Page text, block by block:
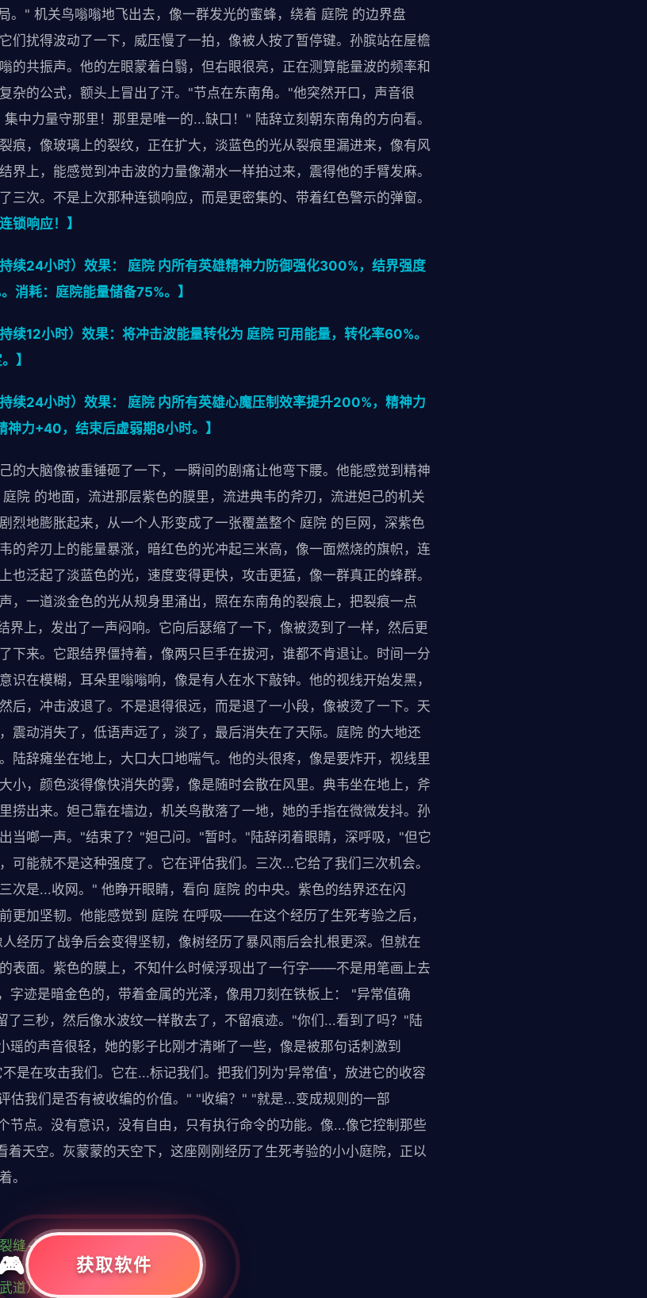
。" 机关鸟嗡嗡地飞出去，像一群发光的蜜蜂，绕着 庭院 的边界盘
们扰得波动了一下，威压慢了一拍，像被人按了暂停键。孙膑站在屋檐
的共振声。他的左眼蒙着白翳，但右眼很亮，正在测算能量波的频率和
杂的公式，额头上冒出了汗。"节点在东南角。"他突然开口，声音很
中力量守那里！那里是唯一的...缺口！" 陆辞立刻朝东南角的方向看。
痕，像玻璃上的裂纹，正在扩大，淡蓝色的光从裂痕里漏进来，像有风
界上，能感觉到冲击波的力量像潮水一样拍过来，震得他的手臂发麻。
三次。不是上次那种连锁响应，而是更密集的、带着红色警示的弹窗。
锁响应！】
续24小时）效果： 庭院 内所有英雄精神力防御强化300%，结界强度
消耗：庭院能量储备75%。】
续12小时）效果：将冲击波能量转化为 庭院 可用能量，转化率60%。
】
续24小时）效果： 庭院 内所有英雄心魔压制效率提升200%，精神力
力+40，结束后虚弱期8小时。】
的大脑像被重锤砸了一下，一瞬间的剧痛让他弯下腰。他能感觉到精神
院 的地面，流进那层紫色的膜里，流进典韦的斧刃，流进妲己的机关
烈地膨胀起来，从一个人形变成了一张覆盖整个 庭院 的巨网，深紫色
的斧刃上的能量暴涨，暗红色的光冲起三米高，像一面燃烧的旗帜，连
也泛起了淡蓝色的光，速度变得更快，攻击更猛，像一群真正的蜂群。
，一道淡金色的光从规身里涌出，照在东南角的裂痕上，把裂痕一点
界上，发出了一声闷响。它向后瑟缩了一下，像被烫到了一样，然后更
下来。它跟结界僵持着，像两只巨手在拔河，谁都不肯退让。时间一分
识在模糊，耳朵里嗡嗡响，像是有人在水下敲钟。他的视线开始发黑，
后，冲击波退了。不是退得很远，而是退了一小段，像被烫了一下。天
震动消失了，低语声远了，淡了，最后消失在了天际。庭院 的大地还
陆辞瘫坐在地上，大口大口地喘气。他的头很疼，像是要炸开，视线里
小，颜色淡得像快消失的雾，像是随时会散在风里。典韦坐在地上，斧
捞出来。妲己靠在墙边，机关鸟散落了一地，她的手指在微微发抖。孙
当啷一声。"结束了？"妲己问。"暂时。"陆辞闭着眼睛，深呼吸，"但它
可能就不是这种强度了。它在评估我们。三次...它给了我们三次机会。
次是...收网。" 他睁开眼睛，看向 庭院 的中央。紫色的结界还在闪
更加坚韧。他能感觉到 庭院 在呼吸——在这个经历了生死考验之后，
经历了战争后会变得坚韧，像树经历了暴风雨后会扎根更深。但就在
表面。紫色的膜上，不知什么时候浮现出了一行字——不是用笔画上去
字迹是暗金色的，带着金属的光泽，像用刀刻在铁板上： "异常值确
了三秒，然后像水波纹一样散去了，不留痕迹。"你们...看到了吗？"陆
瑶的声音很轻，她的影子比刚才清晰了一些，像是被那句话刺激到
是在攻击我们。它在...标记我们。把我们列为'异常值'，放进它的收容
估我们是否有被收编的价值。" "收编？" "就是...变成规则的一部
节点。没有意识，没有自由，只有执行命令的功能。像...像它控制那些
着天空。灰蒙蒙的天空下，这座刚刚经历了生死考验的小小庭院，正以
。
缝-防御强化-能量转化中）
道）
获取软件